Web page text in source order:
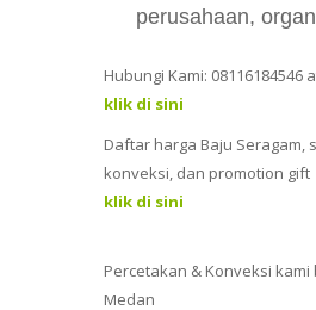
perusahaan,
Hubungi Kami: 08116184546
klik di sini
Daftar harga Baju Seragam,
konveksi, dan promotion gift
klik di sini
Percetakan & Konveksi
Medan